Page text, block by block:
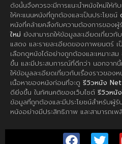
ดังนั้นจึงควรจะมีการแนะนำหนังใหม่ให้กั
ให้คะแนนหนังที่ถูกต้องและเป็นประโยชน์
หนังที่คล้ายคลึงกับความต้องการของผู้
ใหม่ ยังสามารถให้ข้อมูลละเอียดเกี่ยว
แสดง และรายละเอียดของภาพยนตร์
เลือกดูหนังได้อย่างถูกต้องและเหมาะส
ขึ้น และมีประสบการณ์ที่ดีกว่า นอกจากนี้
ให้ข้อมูลละเอียดเกี่ยวกับเรื่องราวของ
เนื้อหาของหนังก่อนที่จะดู รีวิวหนัง
ดียิ่งขึ้น ในทัศนคติของเว็บไซต์ รีวิวหนั
ข้อมูลที่ถูกต้องและมีประโยชน์สำหรับผู้
หนังอย่างมีประสิทธิภาพ และสามารถเ